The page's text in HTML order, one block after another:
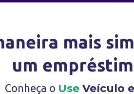
mais
um
Conheça o Use Veículo